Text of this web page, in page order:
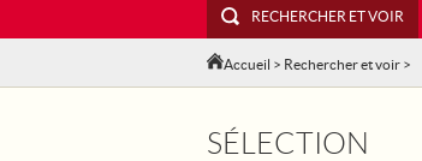
RECHERCHER ET VOIR
Accueil > Rechercher et voir >
SÉLECTION